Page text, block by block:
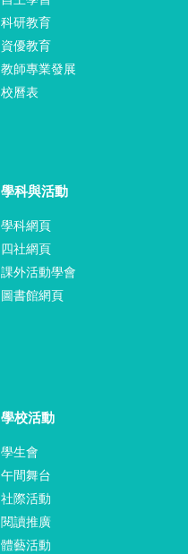
科研教育
資優教育
教師專業發展
校曆表
學科與活動
學科網頁
四社網頁
課外活動學會
圖書館網頁
學校活動
學生會
午間舞台
社際活動
閱讀推廣
體藝活動